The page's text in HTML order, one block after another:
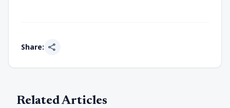
Share: share
Related Articles